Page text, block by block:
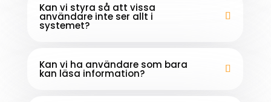
Kan vi styra så att vissa
användare inte ser allt i
systemet?
Kan vi ha användare som bara
kan läsa information?